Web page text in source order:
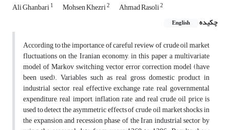
Ali Ghanbari1 Mohsen Khezri2 Ahmad Rasoli2
چکیده English
According to the importance of careful review of crude oil market
fluctuations on the Iranian economy, in this paper a multivariate
model of Markov switching vector error correction model (have
been used). Variables such as real gross domestic product in
industrial sector, real effective exchange rate, real governmental
expenditure, real import, inflation rate and real crude oil price is
used to detect the asymmetric effects of crude oil market shocks in
the expansion and recession phase of the Iran industrial sector by